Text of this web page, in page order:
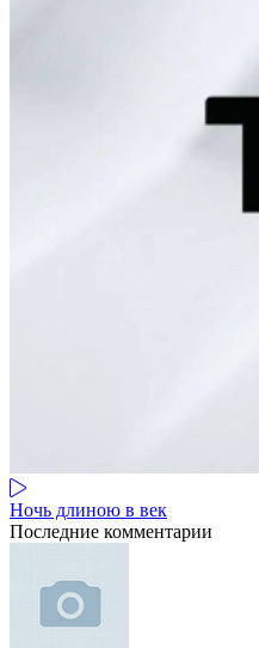
Ночь длиною в век
Последние комментарии